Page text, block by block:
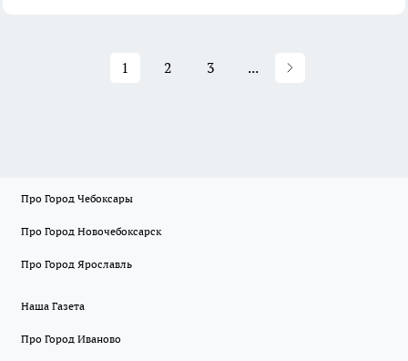
1 2 3 ...
Про Город Чебоксары
Про Город Новочебоксарск
Про Город Ярославль
Наша Газета
Про Город Иваново